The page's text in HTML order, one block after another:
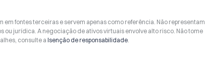
fontes terceiras e servem apenas como referência. Não representam
jurídica. A negociação de ativos virtuais envolve alto risco. Não tome
consulte a Isenção de responsabilidade.